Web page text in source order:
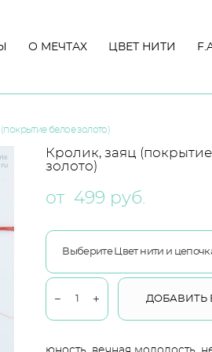
О МЕЧТАХ ЦВЕТ НИТИ
О МЕЧТАХ ЦВЕТ НИТИ
белое золото)
Кролик, заяц
золото)
от 499 pуб.
ДОБАВИТЬ